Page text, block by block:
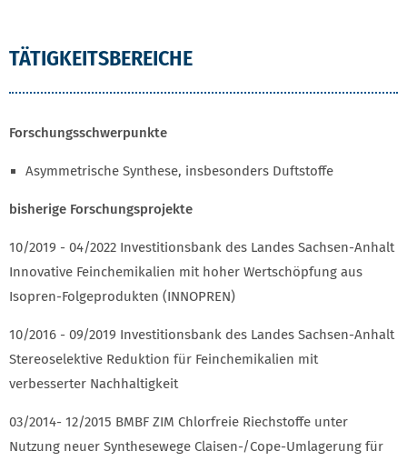
TÄTIGKEITSBEREICHE
Forschungsschwerpunkte
Asymmetrische Synthese, insbesonders Duftstoffe
bisherige Forschungsprojekte
10/2019 - 04/2022 Investitionsbank des Landes Sachsen-Anhalt
Innovative Feinchemikalien mit hoher Wertschöpfung aus
Isopren-Folgeprodukten (INNOPREN)
10/2016 - 09/2019 Investitionsbank des Landes Sachsen-Anhalt
Stereoselektive Reduktion für Feinchemikalien mit
verbesserter Nachhaltigkeit
03/2014- 12/2015 BMBF ZIM Chlorfreie Riechstoffe unter
Nutzung neuer Synthesewege Claisen-/Cope-Umlagerung für